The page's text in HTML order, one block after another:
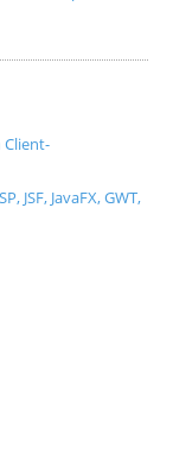
Client-
JSF, JavaFX, GWT,